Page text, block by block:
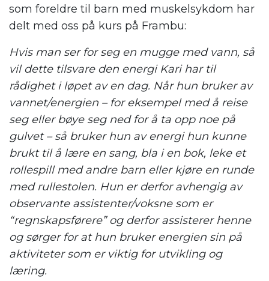
som foreldre til barn med muskelsykdom har
delt med oss på kurs på Frambu:
Hvis man ser for seg en mugge med vann, så
vil dette tilsvare den energi Kari har til
rådighet i løpet av en dag. Når hun bruker av
vannet/energien – for eksempel med å reise
seg eller bøye seg ned for å ta opp noe på
gulvet – så bruker hun av energi hun kunne
brukt til å lære en sang, bla i en bok, leke et
rollespill med andre barn eller kjøre en runde
med rullestolen. Hun er derfor avhengig av
observante assistenter/voksne som er
“regnskapsførere” og derfor assisterer henne
og sørger for at hun bruker energien sin på
aktiviteter som er viktig for utvikling og
læring.